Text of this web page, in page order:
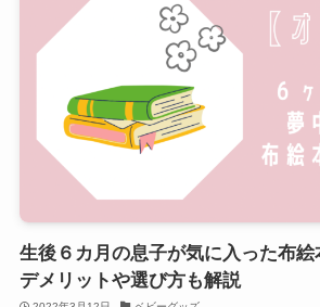
生後６カ月の息子が気に入った布絵
デメリットや選び方も解説